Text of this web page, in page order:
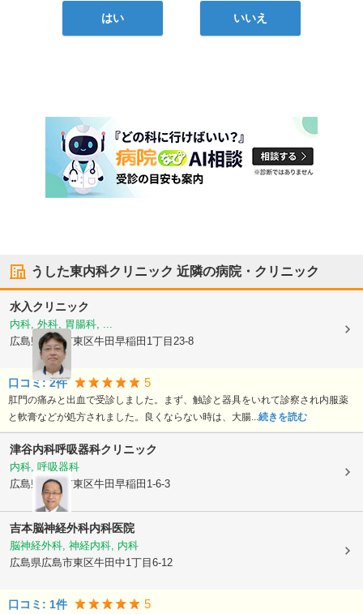
はい いいえ
うした東内科クリニック 近隣の病院・クリニック
水入クリニック
内科, 外科, 胃腸科, ...
広島県広島市東区牛田早稲田1丁目23-8
口コミ:2件 5
肛門の痛みと出血で受診しました。まず、触診と器具をいれて診察され内服薬
と軟膏などが処方されました。良くならない時は、大腸... 続きを読む
津谷内科呼吸器科クリニック
内科, 呼吸器科
広島県広島市東区牛田早稲田1-6-3
吉本脳神経外科内科医院
脳神経外科, 神経内科, 内科
広島県広島市東区牛田中1丁目6-12
口コミ: 1件 5